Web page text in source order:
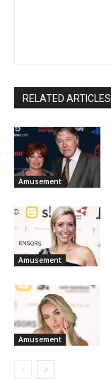
RELATED ARTICLES
Amusement
Amusement
Amusement